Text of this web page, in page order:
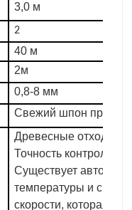
3,0 м
2
40 м
2м
0,8-8 мм
Свежий шпон
Древесные отходы,
Точность контроля
Существует
температуры и
скорости, которая